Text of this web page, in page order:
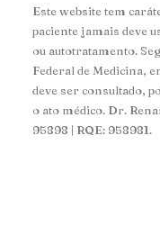
Este website tem
paciente jamais deve
ou autotratamento.
Federal de Medicina,
deve ser consultado,
o ato médico. Dr.
95898 | RQE: 958981.